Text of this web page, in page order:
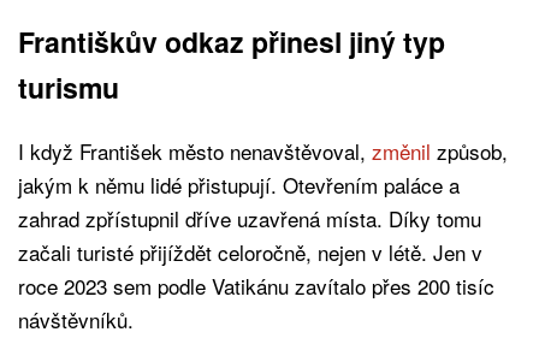
Františkův odkaz přinesl jiný typ
turismu
I když František město nenavštěvoval, změnil způsob,
jakým k němu lidé přistupují. Otevřením paláce a
zahrad zpřístupnil dříve uzavřená místa. Díky tomu
začali turisté přijíždět celoročně, nejen v létě. Jen v
roce 2023 sem podle Vatikánu zavítalo přes 200 tisíc
návštěvníků.